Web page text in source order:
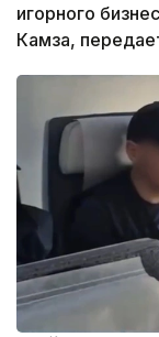
игорного
Камза,